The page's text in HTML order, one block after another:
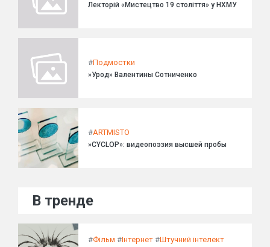
Лекторій «Мистецтво 19 століття» у НХМУ
#Подмостки
»Урод» Валентины Сотниченко
#ARTMISTO
»CYCLOP»: видеопоэзия высшей пробы
В тренде
#Фільм #Інтернет #Штучний інтелект